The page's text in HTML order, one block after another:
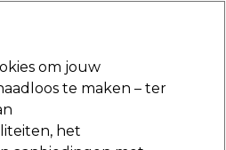
Aanmelden
Elektra
dag geleverd*
om jouw
te maken – ter
het